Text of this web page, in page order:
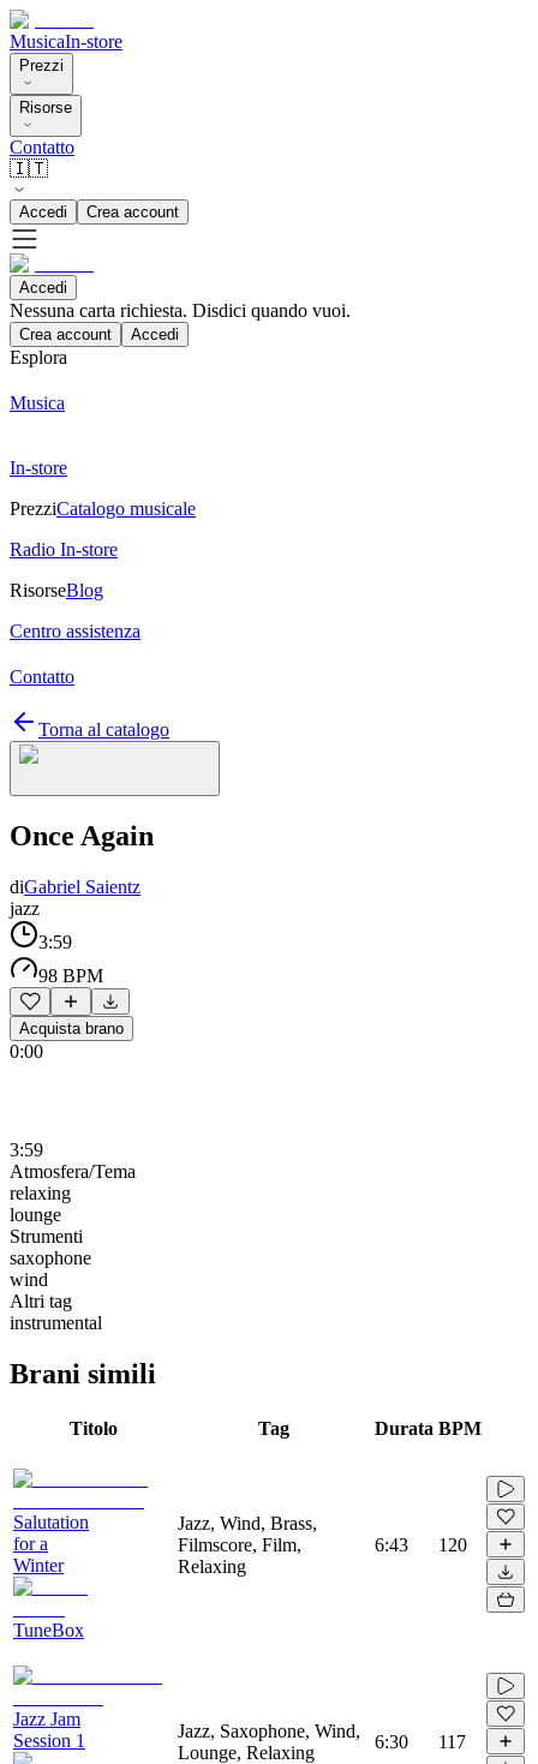
MusicaIn-store
Prezzi
Risorse
Contatto
🇮🇹
Accedi Crea account
Accedi
Nessuna carta richiesta. Disdici quando vuoi.
Crea account Accedi
Esplora
Musica
In-store
PrezziCatalogo musicale
Radio In-store
RisorseBlog
Centro assistenza
Contatto
Torna al catalogo
Once Again
diGabriel Saientz
jazz
3:59
98 BPM
Acquista brano
0:00
3:59
Atmosfera/Tema
relaxing
lounge
Strumenti
saxophone
wind
Altri tag
instrumental
Brani simili
Titolo Tag Durata BPM
Salutation
for a
Winter
TuneBox
Jazz, Wind, Brass,
Filmscore, Film,
Relaxing
6:43 120
Jazz Jam
Session 1
Jazz, Saxophone, Wind,
Lounge, Relaxing
6:30 117